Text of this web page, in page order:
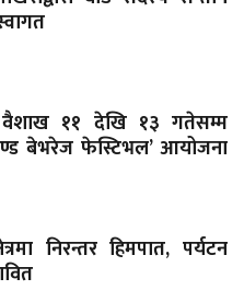
वैशाख ११ देखि १३ गतेसम्म
बेभरेज फेस्टिभल’ आयोजना
निरन्तर हिमपात, पर्यटन